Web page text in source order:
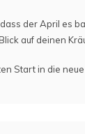
der April es
auf deinen
Start in die